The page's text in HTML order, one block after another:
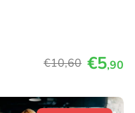
€10,60 €5,90